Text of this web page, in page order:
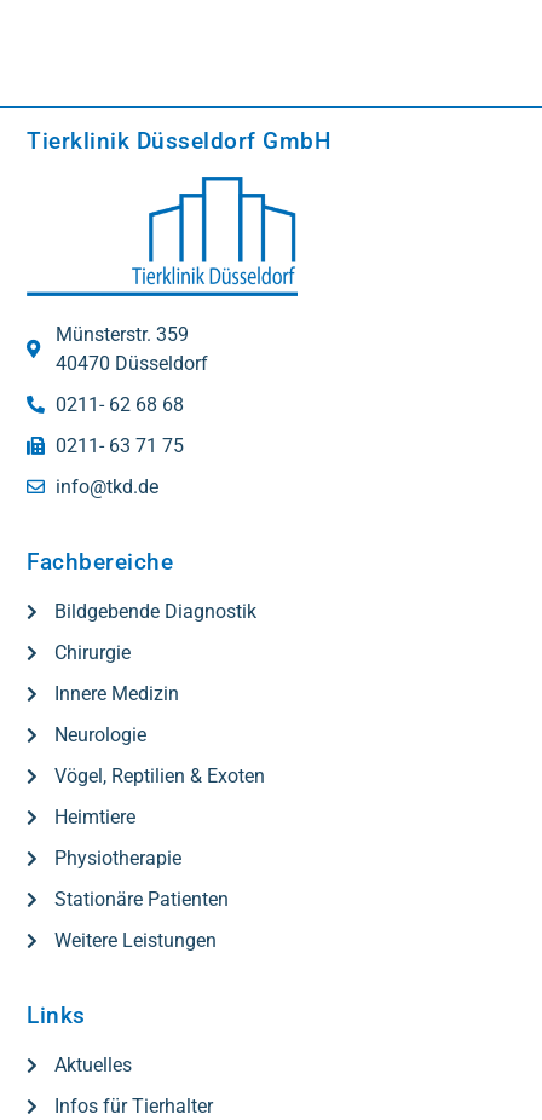
Tierklinik Düsseldorf GmbH
Münsterstr. 359
40470 Düsseldorf
0211- 62 68 68
0211- 63 71 75
info@tkd.de
Fachbereiche
Bildgebende Diagnostik
Chirurgie
Innere Medizin
Neurologie
Vögel, Reptilien & Exoten
Heimtiere
Physiotherapie
Stationäre Patienten
Weitere Leistungen
Links
Aktuelles
Infos für Tierhalter